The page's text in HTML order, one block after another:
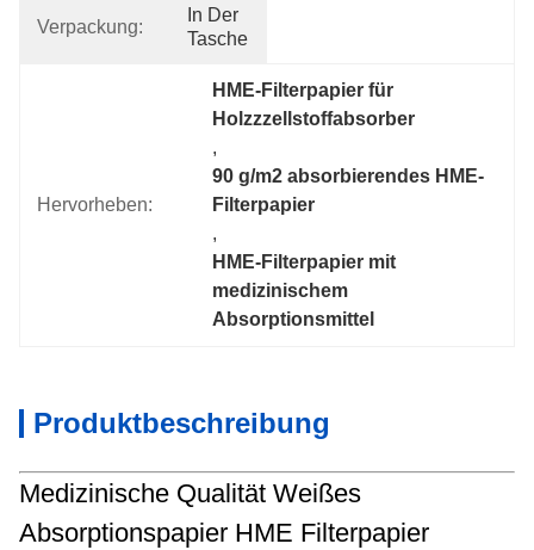
Verpackung:
In Der
Tasche
Hervorheben:
HME-Filterpapier für
Holzzzellstoffabsorber
,
90 g/m2 absorbierendes HME-
Filterpapier
,
HME-Filterpapier mit
medizinischem
Absorptionsmittel
Produktbeschreibung
Medizinische Qualität Weißes
Absorptionspapier HME Filterpapier